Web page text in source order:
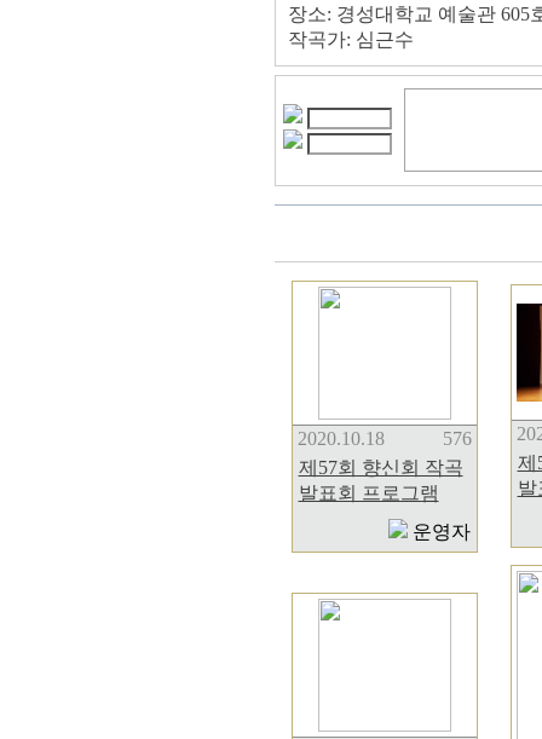
장소: 경성대학교 예술관 605
작곡가: 심근수
2020.10.18
576
제57회 향신회 작곡
발표회 프로그램
운영자
제
발